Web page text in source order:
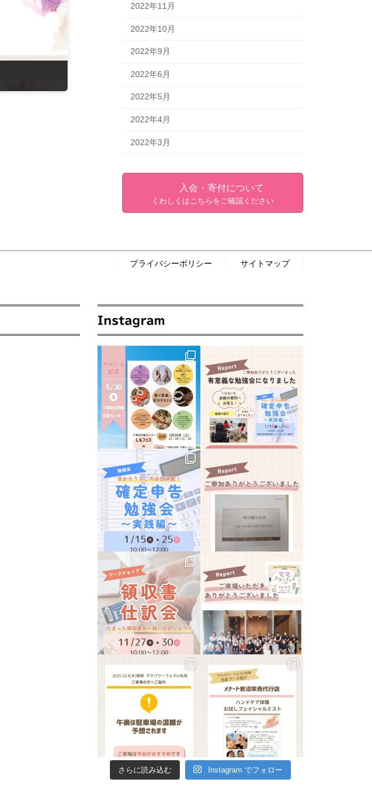
2022年11月
2022年10月
2022年9月
2022年6月
2022年5月
2022年4月
2022年3月
入会・寄付について
くわしくはこちらをご確認ください
プライバシーポリシー サイトマップ
Instagram
さらに読み込む Instagram でフォロー